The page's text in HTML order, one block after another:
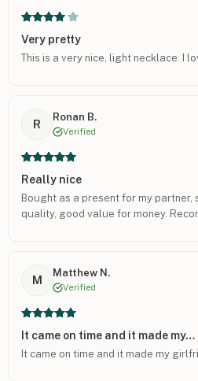
Very pretty
This is a very nice, light necklace. I
R
Ronan B.
Verified
Really nice
Bought as a present for my partner,
quality, good value for money.
M
Matthew N.
Verified
It came on time and it made my…
It came on time and it made my